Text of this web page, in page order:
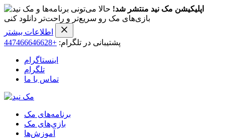
اپلیکیشن مک نید منتشر شد! حالا می‌تونی برنامه‌ها و
بازی‌های مک رو سریع‌تر و راحت‌تر دانلود کنی
اطلاعات بیشتر
پشتیبانی در تلگرام: +447466646628
اینستاگرام
تلگرام
تماس با ما
برنامه‌های مک
بازی‌های مک
آموزش‌ها